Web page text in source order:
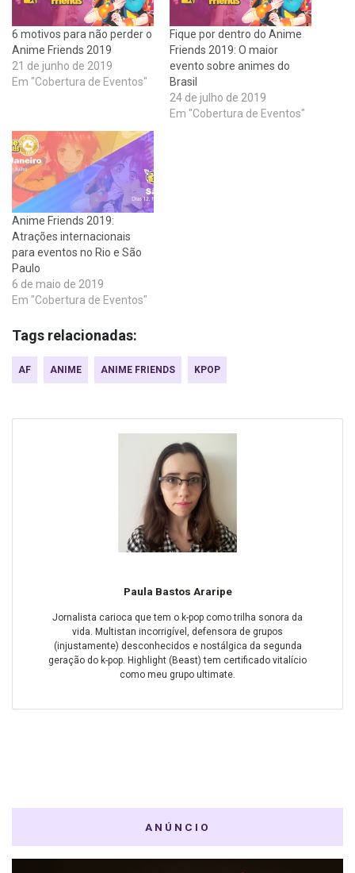
6 motivos para não perder o
Anime Friends 2019
21 de junho de 2019
Em "Cobertura de Eventos"
Fique por dentro do Anime
Friends 2019: O maior
evento sobre animes do
Brasil
24 de julho de 2019
Em "Cobertura de Eventos"
Anime Friends 2019:
Atrações internacionais
para eventos no Rio e São
Paulo
6 de maio de 2019
Em "Cobertura de Eventos"
Tags relacionadas:
AF ANIME ANIME FRIENDS KPOP
Paula Bastos Araripe
Jornalista carioca que tem o k-pop como trilha sonora da
vida. Multistan incorrigível, defensora de grupos
(injustamente) desconhecidos e nostálgica da segunda
geração do k-pop. Highlight (Beast) tem certificado vitalício
como meu grupo ultimate.
ANÚNCIO